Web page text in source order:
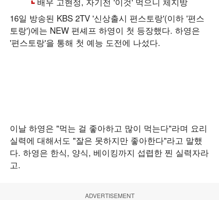
16일 방송된 KBS 2TV '신상출시 편스토랑'(이하 '편스
토랑')에는 NEW 편셰프 하영이 첫 등장했다. 하영은
'편스토랑'을 통해 첫 예능 도전에 나섰다.
이날 하영은 "먹는 걸 좋아하고 많이 먹는다"라며 요리
실력에 대해서도 "잘은 못하지만 좋아한다"라고 말했
다. 하영은 한식, 양식, 베이킹까지 섭렵한 찐 실력자라
고.
ADVERTISEMENT